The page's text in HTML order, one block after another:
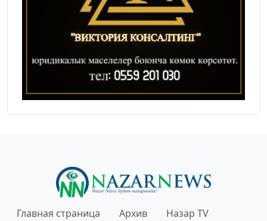
Главная страница Архив
Назар TV